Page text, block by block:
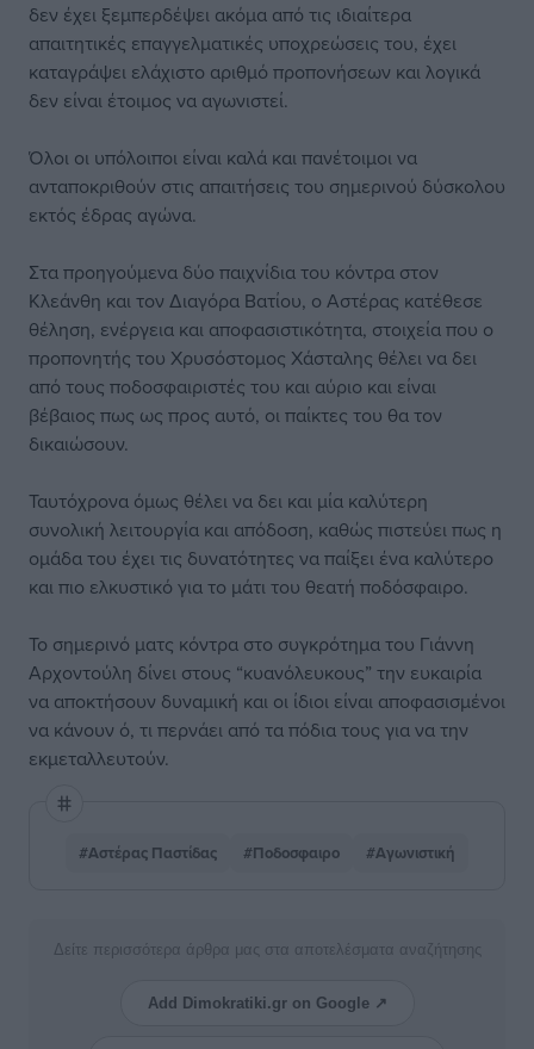
δεν έχει ξεμπερδέψει ακόμα από τις ιδιαίτερα
απαιτητικές επαγγελματικές υποχρεώσεις του, έχει
καταγράψει ελάχιστο αριθμό προπονήσεων και λογικά
δεν είναι έτοιμος να αγωνιστεί.
Όλοι οι υπόλοιποι είναι καλά και πανέτοιμοι να
ανταποκριθούν στις απαιτήσεις του σημερινού δύσκολου
εκτός έδρας αγώνα.
Στα προηγούμενα δύο παιχνίδια του κόντρα στον
Κλεάνθη και τον Διαγόρα Βατίου, ο Αστέρας κατέθεσε
θέληση, ενέργεια και αποφασιστικότητα, στοιχεία που ο
προπονητής του Χρυσόστομος Χάσταλης θέλει να δει
από τους ποδοσφαιριστές του και αύριο και είναι
βέβαιος πως ως προς αυτό, οι παίκτες του θα τον
δικαιώσουν.
Ταυτόχρονα όμως θέλει να δει και μία καλύτερη
συνολική λειτουργία και απόδοση, καθώς πιστεύει πως η
ομάδα του έχει τις δυνατότητες να παίξει ένα καλύτερο
και πιο ελκυστικό για το μάτι του θεατή ποδόσφαιρο.
Το σημερινό ματς κόντρα στο συγκρότημα του Γιάννη
Αρχοντούλη δίνει στους “κυανόλευκους” την ευκαιρία
να αποκτήσουν δυναμική και οι ίδιοι είναι αποφασισμένοι
να κάνουν ό, τι περνάει από τα πόδια τους για να την
εκμεταλλευτούν.
#Αστέρας Παστίδας #Ποδοσφαιρο #Αγωνιστική
Δείτε περισσότερα άρθρα μας στα αποτελέσματα αναζήτησης
Add Dimokratiki.gr on Google ↗